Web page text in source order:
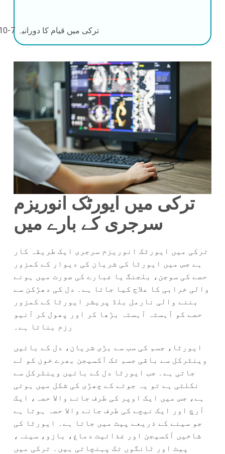
ترکی میں قیام کا دورانیہ 7-10 دن
ترکی میں ایورٹک انوریزم
سرجری کے بارے میں
ترکی میں ایورٹک انوریزم سرجری ایک طریقہ کار
ہے جس میں ایورٹا کی شریان کی دیوار کے کمزور
حصے کی سوجن، بلجنگ یا غبارے کی صورت میں ہونے
والی خرابی کا علاج کیا جاتا ہے۔ دل کی دھڑکن سے
بننے والی نارمل بلڈ پریشر ایورٹا کے کمزور
حصے کو آہستہ آہستہ بڑھا کر اور پھول کر آنیو
رزم بناتا ہے۔
ایورٹا، جسم کی سب سے بڑی شریان، دل کے بائیں
وینٹرکل سے باقی جسم تک آکسیجن بھرے خون کو لے
جاتی ہے۔ جب ایورٹا دل کے بائیں وینٹرکل سے
نکلتی ہے تو یہ جوتے کے چھڑی کی شکل میں ہوتی
ہے، جس میں ایک اوپر کی طرف جانے والا حصہ، ایک
آرچ اور ایک نیچے کی طرف جانے والا حصہ ہوتا ہے
جو سینے کے ذریعے پیٹ میں جاتا ہے۔ ایورٹا کی
شاخیں آکسیجن اور غذائیت دماغ، بازو، سینہ،
پیٹ اور ٹانگوں تک پہنچاتی ہیں۔ ترکی میں